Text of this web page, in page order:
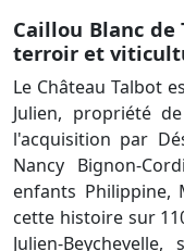
Caillou Blanc
terroir et
Le Château Talbot
Julien, propriété
l'acquisition par
Nancy Bignon-
enfants Philippine,
cette histoire sur
Julien-